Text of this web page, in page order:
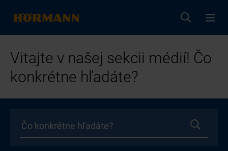
Vitajte v našej sekcii médií! Čo
konkrétne hľadáte?